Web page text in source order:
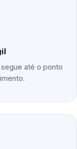
até o ponto